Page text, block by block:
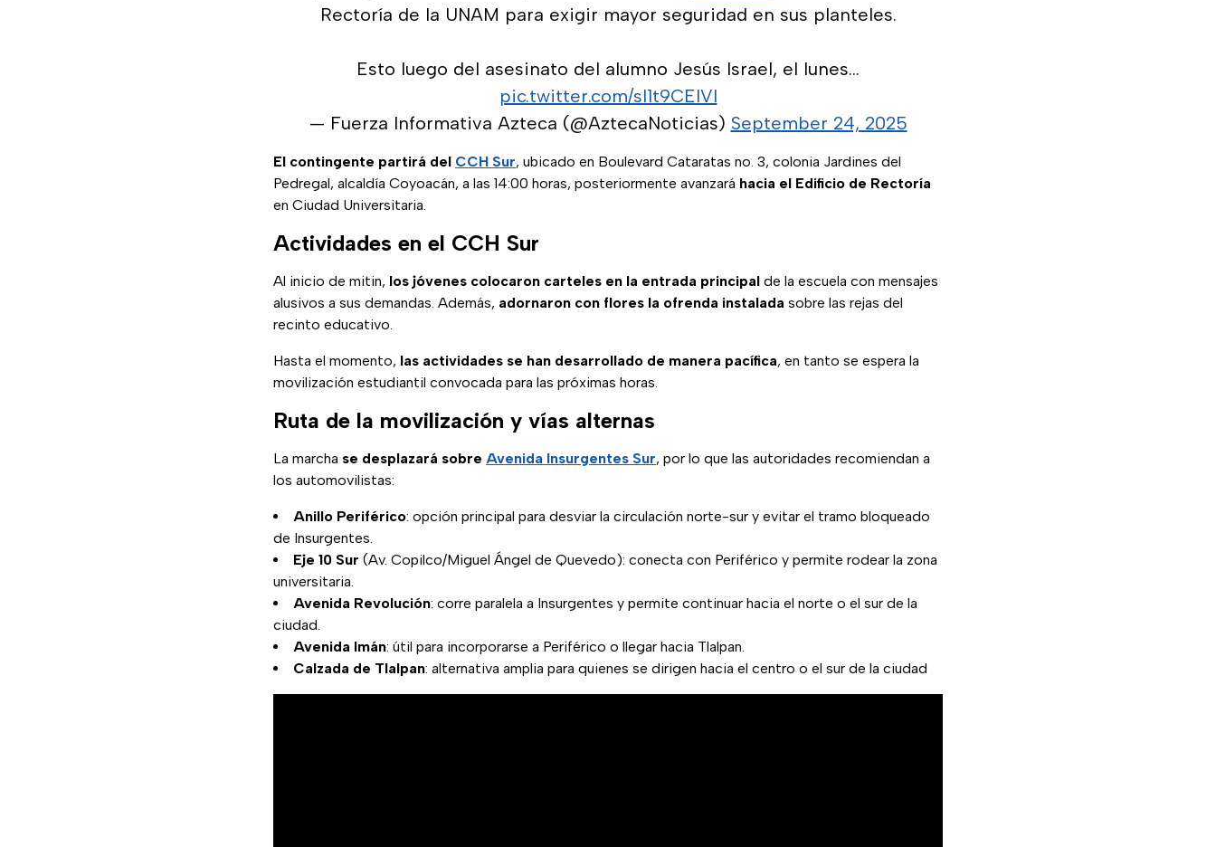
Rectoría de la UNAM para exigir mayor seguridad en sus planteles.
Esto luego del asesinato del alumno Jesús Israel, el lunes…
pic.twitter.com/sI1t9CEIVl
— Fuerza Informativa Azteca (@AztecaNoticias) September 24, 2025
El contingente partirá del CCH Sur, ubicado en Boulevard Cataratas no. 3, colonia Jardines del
Pedregal, alcaldía Coyoacán, a las 14:00 horas, posteriormente avanzará hacia el Edificio de Rectoría
en Ciudad Universitaria.
Actividades en el CCH Sur
Al inicio de mitin, los jóvenes colocaron carteles en la entrada principal de la escuela con mensajes
alusivos a sus demandas. Además, adornaron con flores la ofrenda instalada sobre las rejas del
recinto educativo.
Hasta el momento, las actividades se han desarrollado de manera pacífica, en tanto se espera la
movilización estudiantil convocada para las próximas horas.
Ruta de la movilización y vías alternas
La marcha se desplazará sobre Avenida Insurgentes Sur, por lo que las autoridades recomiendan a
los automovilistas:
Anillo Periférico: opción principal para desviar la circulación norte-sur y evitar el tramo bloqueado
de Insurgentes.
Eje 10 Sur (Av. Copilco/Miguel Ángel de Quevedo): conecta con Periférico y permite rodear la zona
universitaria.
Avenida Revolución: corre paralela a Insurgentes y permite continuar hacia el norte o el sur de la
ciudad.
Avenida Imán: útil para incorporarse a Periférico o llegar hacia Tlalpan.
Calzada de Tlalpan: alternativa amplia para quienes se dirigen hacia el centro o el sur de la ciudad